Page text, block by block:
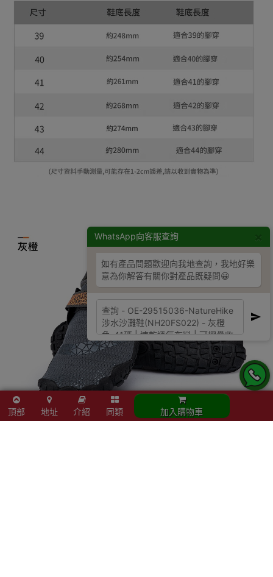
WhatsApp向客服查詢
如有產品問題歡迎向我地查詢，我地好樂
意為你解答有關你對產品既疑問😀
頂部 地址 介紹 同類 加入購物車